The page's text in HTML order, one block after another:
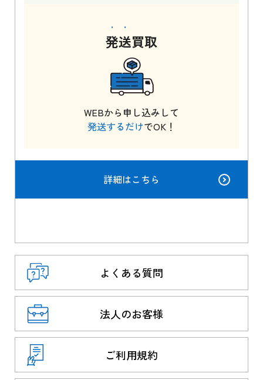
発送買取
WEBから申し込みして
発送するだけでOK！
詳細はこちら
よくある質問
法人のお客様
ご利用規約